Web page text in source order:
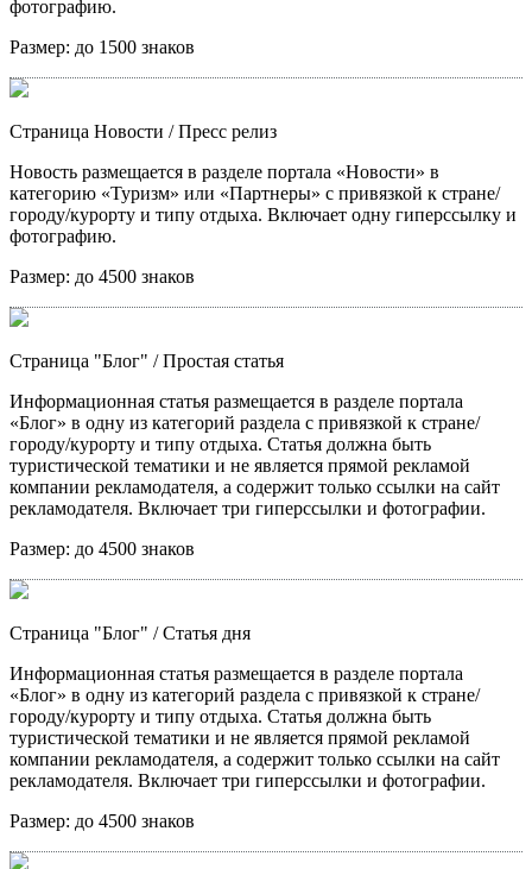
фотографию.
Размер: до 1500 знаков
Страница Новости / Пресс релиз
Новость размещается в разделе портала «Новости» в
категорию «Туризм» или «Партнеры» с привязкой к стране/
городу/курорту и типу отдыха. Включает одну гиперссылку и
фотографию.
Размер: до 4500 знаков
Страница "Блог" / Простая статья
Информационная статья размещается в разделе портала
«Блог» в одну из категорий раздела с привязкой к стране/
городу/курорту и типу отдыха. Статья должна быть
туристической тематики и не является прямой рекламой
компании рекламодателя, а содержит только ссылки на сайт
рекламодателя. Включает три гиперссылки и фотографии.
Размер: до 4500 знаков
Страница "Блог" / Статья дня
Информационная статья размещается в разделе портала
«Блог» в одну из категорий раздела с привязкой к стране/
городу/курорту и типу отдыха. Статья должна быть
туристической тематики и не является прямой рекламой
компании рекламодателя, а содержит только ссылки на сайт
рекламодателя. Включает три гиперссылки и фотографии.
Размер: до 4500 знаков